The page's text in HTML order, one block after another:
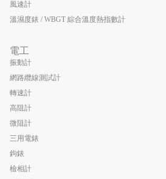
風速計
溫濕度錶 / WBGT 綜合溫度熱指數計
電工
振動計
網路纜線測試計
轉速計
高阻計
微阻計
三用電錶
鉤錶
檢相計